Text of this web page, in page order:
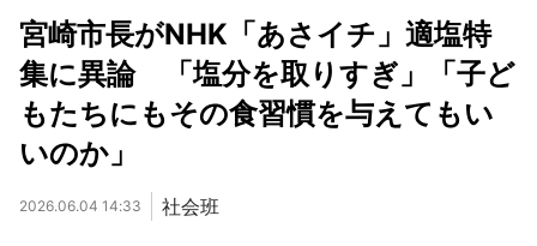
宮崎市長がNHK「あさイチ」適塩特
集に異論 「塩分を取りすぎ」「子ど
もたちにもその食習慣を与えてもい
いのか」
2026.06.04 14:33 社会班